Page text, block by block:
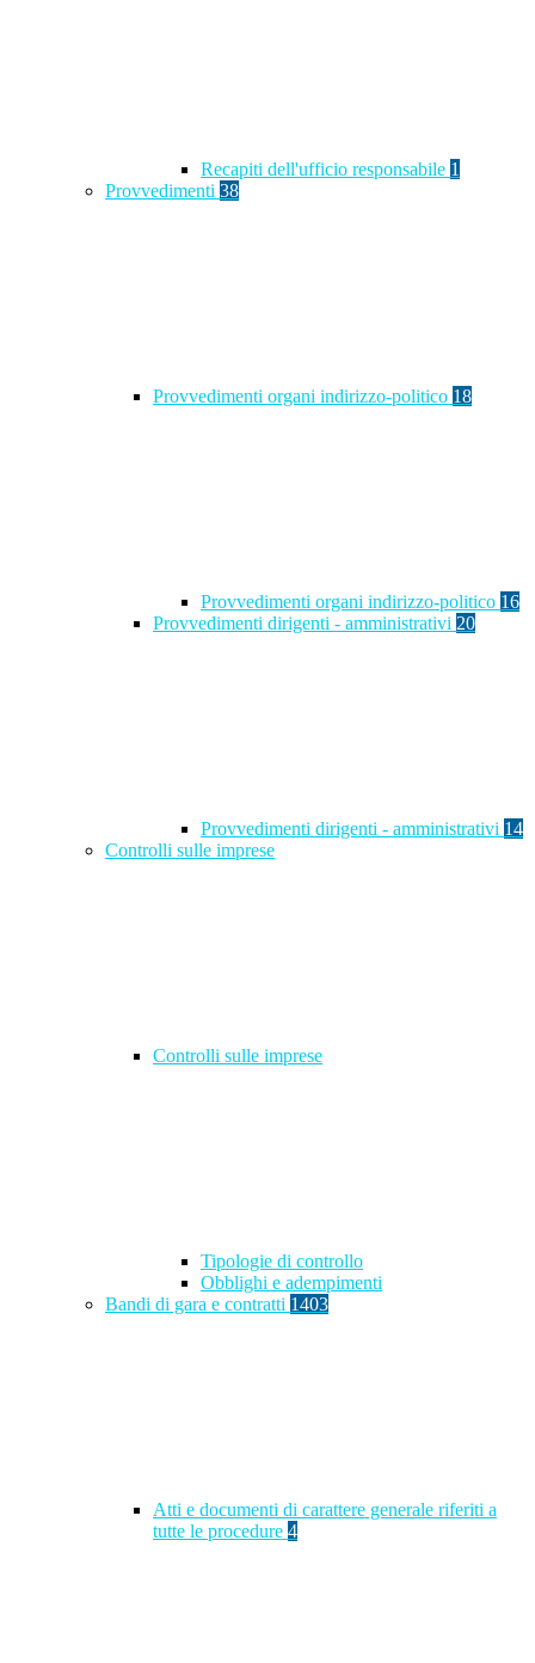
Recapiti dell'ufficio responsabile 1
Provvedimenti 38
Provvedimenti organi indirizzo-politico 18
Provvedimenti organi indirizzo-politico 16
Provvedimenti dirigenti - amministrativi 20
Provvedimenti dirigenti - amministrativi 14
Controlli sulle imprese
Controlli sulle imprese
Tipologie di controllo
Obblighi e adempimenti
Bandi di gara e contratti 1403
Atti e documenti di carattere generale riferiti a
tutte le procedure 4